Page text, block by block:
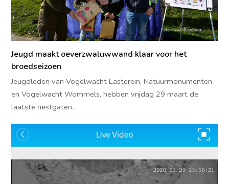
Jeugd maakt oeverzwaluwwand klaar voor het
broedseizoen
Jeugdleden van Vogelwacht Easterein, Natuurmonumenten
en Vogelwacht Wommels, hebben vrijdag 29 maart de
laatste nestgaten…